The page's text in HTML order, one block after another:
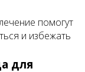
помогут
и избежать
для